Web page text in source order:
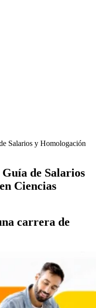
Salarios y Homologación
de Salarios
Ciencias
carrera de